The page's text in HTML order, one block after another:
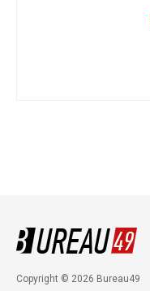
Copyright © 2026 Bureau49